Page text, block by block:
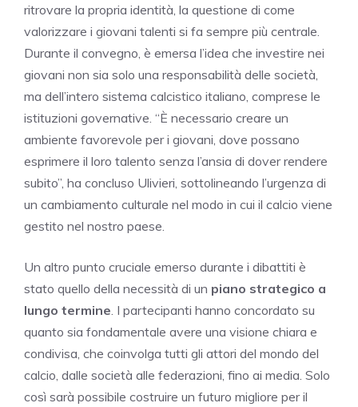
ritrovare la propria identità, la questione di come
valorizzare i giovani talenti si fa sempre più centrale.
Durante il convegno, è emersa l’idea che investire nei
giovani non sia solo una responsabilità delle società,
ma dell’intero sistema calcistico italiano, comprese le
istituzioni governative. “È necessario creare un
ambiente favorevole per i giovani, dove possano
esprimere il loro talento senza l’ansia di dover rendere
subito”, ha concluso Ulivieri, sottolineando l’urgenza di
un cambiamento culturale nel modo in cui il calcio viene
gestito nel nostro paese.
Un altro punto cruciale emerso durante i dibattiti è
stato quello della necessità di un piano strategico a
lungo termine . I partecipanti hanno concordato su
quanto sia fondamentale avere una visione chiara e
condivisa, che coinvolga tutti gli attori del mondo del
calcio, dalle società alle federazioni, fino ai media. Solo
così sarà possibile costruire un futuro migliore per il